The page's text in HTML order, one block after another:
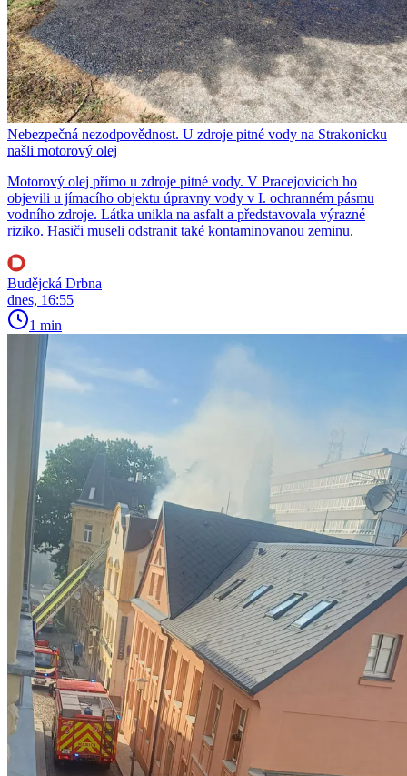
Nebezpečná nezodpovědnost. U zdroje pitné vody na Strakonicku
našli motorový olej
Motorový olej přímo u zdroje pitné vody. V Pracejovicích ho
objevili u jímacího objektu úpravny vody v I. ochranném pásmu
vodního zdroje. Látka unikla na asfalt a představovala výrazné
riziko. Hasiči museli odstranit také kontaminovanou zeminu.
Budějcká Drbna
dnes, 16:55
1 min